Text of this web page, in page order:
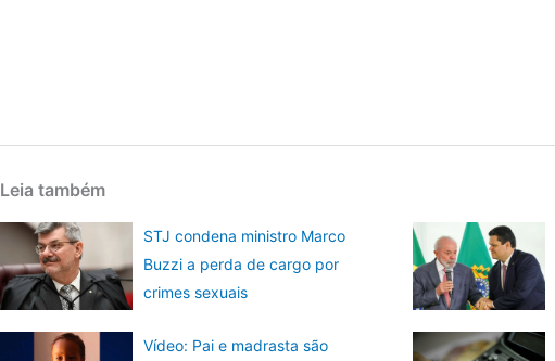
Leia também
STJ condena ministro Marco
Buzzi a perda de cargo por
crimes sexuais
Vídeo: Pai e madrasta são